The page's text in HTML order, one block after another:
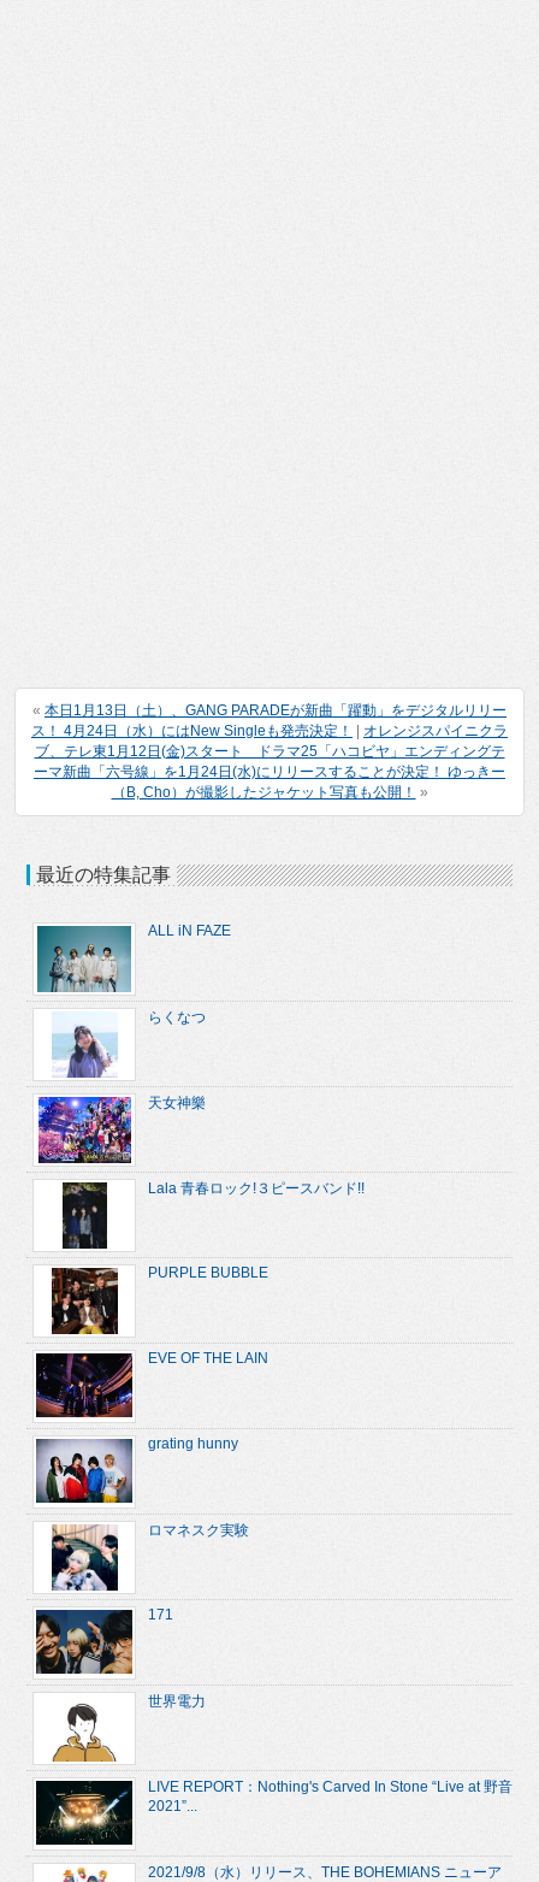
« 本日1月13日（土）、GANG PARADEが新曲「躍動」をデジタルリリー
ス！ 4月24日（水）にはNew Singleも発売決定！
オレンジスパイニクラ
ブ、テレ東1月12日(金)スタート ドラマ25「ハコビヤ」エンディングテ
ーマ新曲「六号線」を1月24日(水)にリリースすることが決定！ ゆっきー
（B, Cho）が撮影したジャケット写真も公開！ »
最近の特集記事
ALL iN FAZE
らくなつ
天女神樂
Lala 青春ロック!３ピースバンド!!
PURPLE BUBBLE
EVE OF THE LAIN
grating hunny
ロマネスク実験
171
世界電力
LIVE REPORT：Nothing's Carved In Stone “Live at 野音
2021”...
2021/9/8（水）リリース、THE BOHEMIANS ニューア